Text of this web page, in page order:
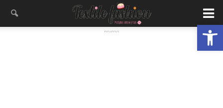
פתח סרגל נגישות - פרסומת -